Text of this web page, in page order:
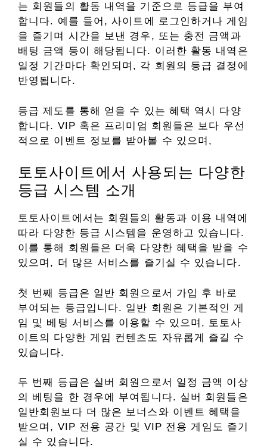
는 회원들의 활동 내역을 기준으로 등급을 부여
합니다. 예를 들어, 사이트에 로그인하거나 게임
을 즐기며 시간을 보낸 경우, 또는 충전 금액과
배팅 금액 등이 해당됩니다. 이러한 활동 내역은
일정 기간마다 확인되며, 각 회원의 등급 결정에
반영됩니다.
등급 제도를 통해 얻을 수 있는 혜택 역시 다양
합니다. VIP 혹은 프리미엄 회원들은 보다 우선
적으로 이벤트 정보를 받아볼 수 있으며,
토토사이트에서 사용되는 다양한
등급 시스템 소개
토토사이트에서는 회원들의 활동과 이용 내역에
따라 다양한 등급 시스템을 운영하고 있습니다.
이를 통해 회원들은 더욱 다양한 혜택을 받을 수
있으며, 더 많은 서비스를 즐기실 수 있습니다.
첫 번째 등급은 일반 회원으로서 가입 후 바로
부여되는 등급입니다. 일반 회원은 기본적인 게
임 및 베팅 서비스를 이용할 수 있으며, 토토사
이트의 다양한 게임 컨텐츠도 자유롭게 즐길 수
있습니다.
두 번째 등급은 실버 회원으로서 일정 금액 이상
의 베팅을 한 경우에 부여됩니다. 실버 회원들은
일반회원보다 더 많은 보너스와 이벤트 혜택을
받으며, VIP 전용 공간 및 VIP 전용 게임도 즐기
실 수 있습니다.